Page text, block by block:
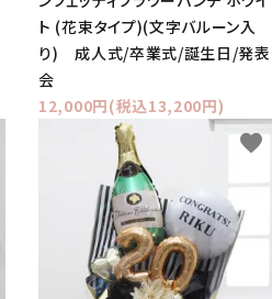
ト (花束タイプ)(文字バルーン入
り) 成人式/卒業式/誕生日/発表
会
12,000円(税込13,200円)
favorite